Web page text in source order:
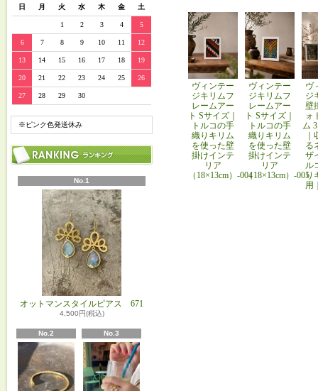
日 月 火 水 木 金 土
1 2 3 4 5
6 7 8 9 10 11 12
13 14 15 16 17 18 19
20 21 22 23 24 25 26
27 28 29 30
※ピンク色発送休み
No.1
オットマンスタイルピアス 671
4,500円(税込)
No.2 No.3
ヴィンテー
ジキリムフ
レームアー
ト Sサイズ｜
トルコの手
織りキリム
を使った壁
掛けインテ
リア
（18×13cm）-004
ヴィンテー
ジキリムフ
レームアー
ト Sサイズ｜
トルコの手
織りキリム
を使った壁
掛けインテ
リア
（18×13cm）-005
ヴ
ジ
壁
ォ
ム
る
ザ
ル
り
用